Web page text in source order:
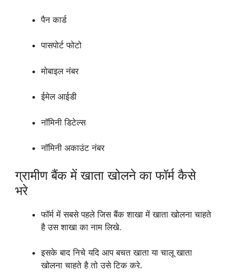
पैन कार्ड
पासपोर्ट फोटो
मोबाइल नंबर
ईमेल आईडी
नॉमिनी डिटेल्स
नॉमिनी अकाउंट नंबर
ग्रामीण बैंक में खाता खोलने का फॉर्म कैसे
भरे
फॉर्म में सबसे पहले जिस बैंक शाखा में खाता खोलना चाहते
है उस शाखा का नाम लिखे.
इसके बाद निचे यदि आप बचत खाता या चालू खाता
खोलना चाहते है तो उसे टिक करे.